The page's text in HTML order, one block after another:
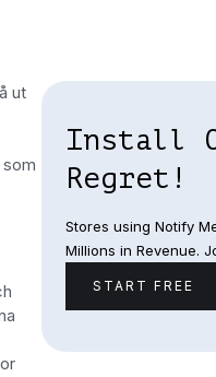
ut
Install
Regret!
Stores using Notify
Millions in Revenue.
START FREE